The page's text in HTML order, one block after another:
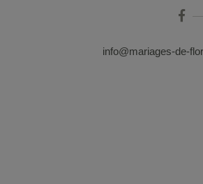
info@mariages-de-